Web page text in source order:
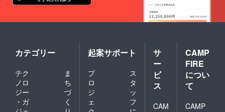
カテゴリー
テク
ノロ
ジー
・ガ
ま
ち
づ
く
起案サポート
プ
ロ
ジ
ェ
ス
タ
ッ
フ
サ
ー
ビ
ス
CAM
CAMP
FIRE
につい
て
CAMP